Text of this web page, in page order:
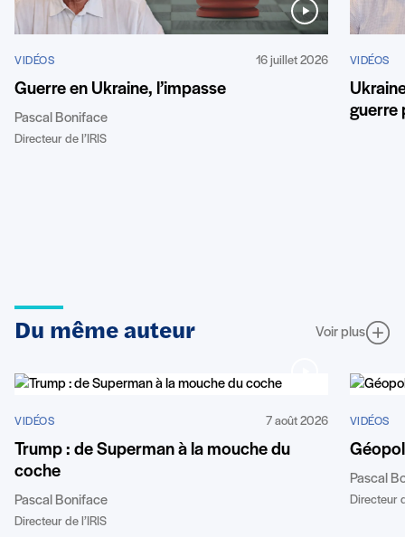
VIDÉOS 16 juillet 2026
Guerre en Ukraine, l’impasse
Pascal Boniface
Directeur de l’IRIS
VIDÉOS
guerre
Du même auteur Voir plus
VIDÉOS 7 août 2026
Trump : de Superman à la mouche du
coche
Pascal Boniface
Directeur de l’IRIS
VIDÉOS
Pascal
Directeur